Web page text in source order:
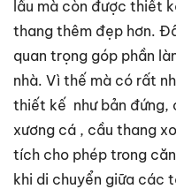
lầu mà còn được thiết
thang thêm đẹp hơn.
quan trọng góp phần
nhà. Vì thế mà có rất
thiết kế như bản đứng,
xương cá , cầu thang
tích cho phép trong
khi di chuyển giữa các